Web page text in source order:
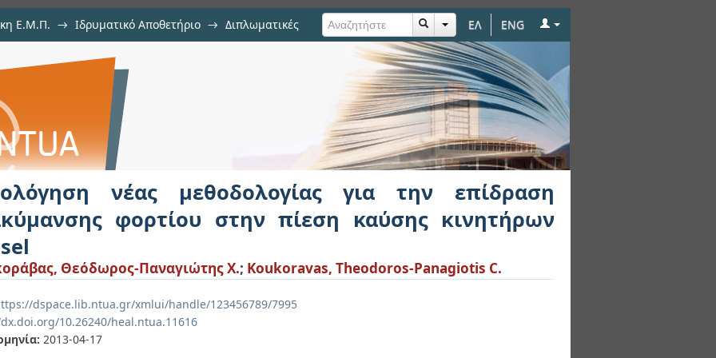
ΕΛ ENG
Ε.Μ.Π. → Ιδρυματικό Αποθετήριο → Διπλωματικές
για την επίδραση διακύμανσης φορτίου
Diesel
νέας μεθοδολογίας για την επίδραση
φορτίου στην πίεση καύσης κινητήρων
Θεόδωρος-Παναγιώτης Χ.; Koukoravas, Theodoros-Panagiotis C.
dspace.lib.ntua.gr/xmlui/handle/123456789/7995
10.26240/heal.ntua.11616
2013-04-17